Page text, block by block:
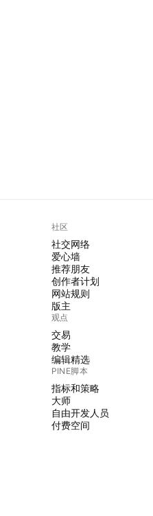
社区
社交网络
爱心墙
推荐朋友
创作者计划
网站规则
版主
观点
交易
教学
编辑精选
PINE脚本
指标和策略
大师
自由开发人员
付费空间